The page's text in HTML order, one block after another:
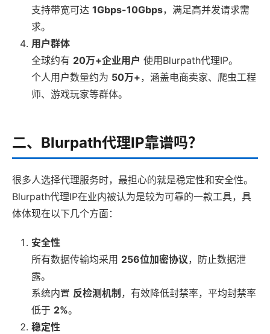
支持带宽可达 1Gbps-10Gbps，满足高并发请求需
求。
用户群体
全球约有 20万+企业用户 使用Blurpath代理IP。
个人用户数量约为 50万+，涵盖电商卖家、爬虫工程
师、游戏玩家等群体。
二、Blurpath代理IP靠谱吗？
很多人选择代理服务时，最担心的就是稳定性和安全性。
Blurpath代理IP在业内被认为是较为可靠的一款工具，具
体体现在以下几个方面：
安全性
所有数据传输均采用 256位加密协议，防止数据泄
露。
系统内置 反检测机制 ，有效降低封禁率，平均封禁率
低于 2%。
稳定性